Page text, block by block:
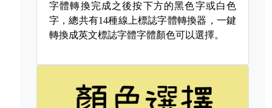
字體轉換完成之後按下方的黑色字或白色
字，總共有14種線上標誌字體轉換器，一鍵
轉換成英文標誌字體字體顏色可以選擇。